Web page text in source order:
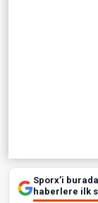
Sporx’i
haberlere ilk